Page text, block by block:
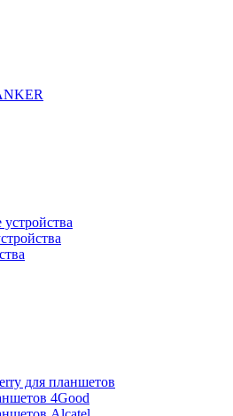
для планшетов
4Good